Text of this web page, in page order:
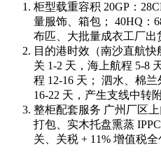
柜型载重容积 20GP：
量服饰、箱包； 40HQ：
布匹、大批量成衣工厂出
目的港时效（南沙直航
关 1-2 天，海上航程 5-8
程 12-16 天； 泗水、棉
16-22 天，产生支线中转
整柜配套服务 广州厂区
打包、实木托盘熏蒸
关、关税 + 11% 增值税